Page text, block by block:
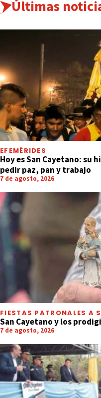
Últimas
EFEMÉRIDES
Hoy es San Cayetano: su
pedir paz, pan y trabajo
7 de agosto, 2026
FIESTAS PATRONALES A
San Cayetano y los
7 de agosto, 2026